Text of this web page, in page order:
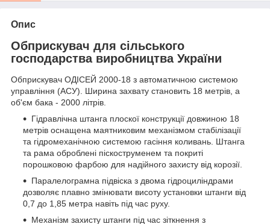
Опис
Обприскувач для сільського
господарства виробництва України
Обприскувач ОДІСЕЙ 2000-18 з автоматичною системою
управління (АСУ). Ширина захвату становить 18 метрів, а
об'єм бака - 2000 літрів.
Гідравлічна штанга плоскої конструкції довжиною 18
метрів оснащена маятниковим механізмом стабілізації
та гідромеханічною системою гасіння коливань. Штанга
та рама оброблені піскоструменем та покриті
порошковою фарбою для надійного захисту від корозії.
Паралелограмна підвіска з двома гідроциліндрами
дозволяє плавно змінювати висоту установки штанги від
0,7 до 1,85 метра навіть під час руху.
Механізм захисту штанги під час зіткнення з